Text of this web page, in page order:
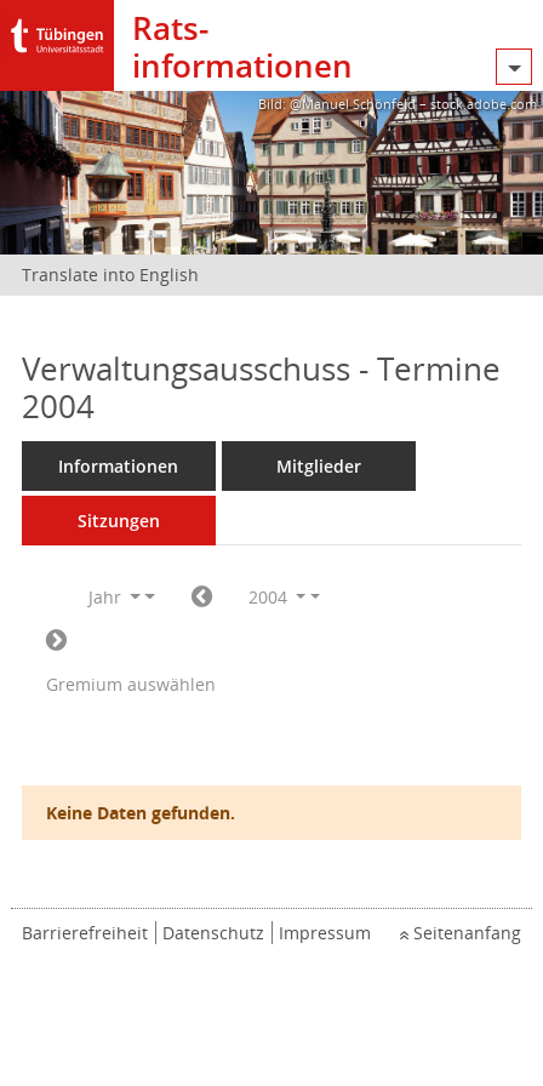
Rats­
informationen
Bild: @Manuel Schönfeld – stock.adobe.com
Translate into English
Verwaltungsausschuss - Termine
2004
Informationen Mitglieder
Sitzungen
Jahr 2004
Gremium auswählen
Keine Daten gefunden.
Barrierefreiheit Datenschutz Impressum Seitenanfang